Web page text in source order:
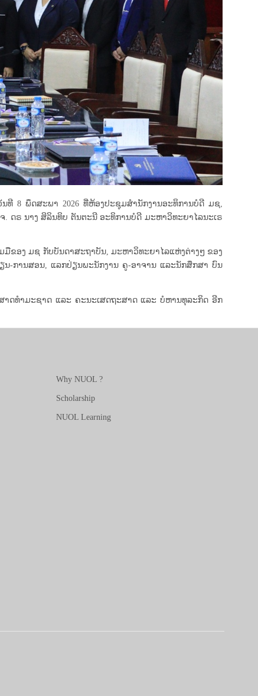
ທີ 8 ພຶດສະພາ 2026 ທີ່ຫ້ອງປະຊຸມສຳນັກງານອະທິການບໍດີ ມຊ,
ດຣ ນາງ ສິລິນທິບ ຕັນຕະນີ ອະທິການບໍດີ ມະຫາວິທະຍາໄລນະເຣ
ຂອງ ມຊ ກັບບັນດາສະຖາບັນ, ມະຫາວິທະຍາໄລແຫ່ງຕ່າງໆ ຂອງ
ນ-ການສອນ, ແລກປ່ຽນພະນັກງານ ຄູ-ອາຈານ ແລະນັກສຶກສາ ບົນ
ດທຳມະຊາດ ແລະ ຄະນະເສດຖະສາດ ແລະ ບໍຫານທຸລະກິດ ອີກ
Why NUOL ?
Scholarship
NUOL Learning